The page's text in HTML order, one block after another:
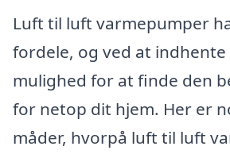
Luft til luft varmepumper
fordele, og ved at
mulighed for at finde den
for netop dit hjem. Her er
måder, hvorpå luft til luft